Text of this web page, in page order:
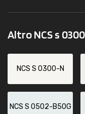
Altro NCS s
NCS S 0300-N
NCS S 0502-B50G